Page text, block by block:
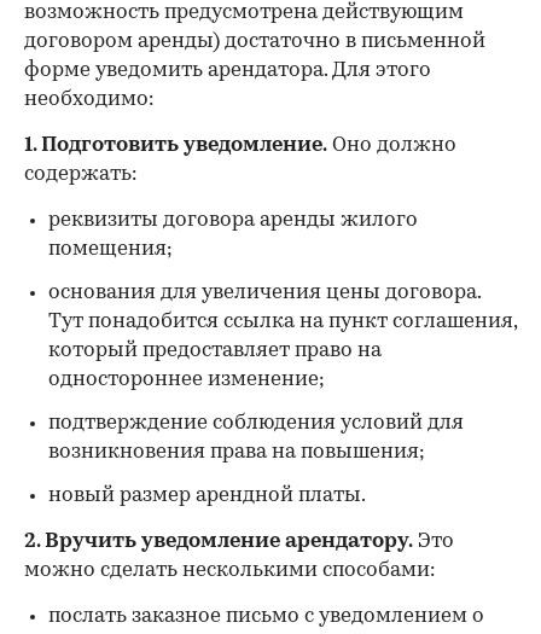
возможность предусмотрена действующим
договором аренды) достаточно в письменной
форме уведомить арендатора. Для этого
необходимо:
1. Подготовить уведомление. Оно должно
содержать:
реквизиты договора аренды жилого
помещения;
основания для увеличения цены договора.
Тут понадобится ссылка на пункт соглашения,
который предоставляет право на
одностороннее изменение;
подтверждение соблюдения условий для
возникновения права на повышения;
новый размер арендной платы.
2. Вручить уведомление арендатору. Это
можно сделать несколькими способами:
послать заказное письмо с уведомлением о